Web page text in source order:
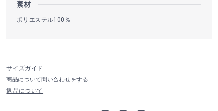
素材
ポリエステル100％
サイズガイド
商品について問い合わせをする
返品について